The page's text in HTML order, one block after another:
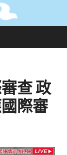
查 政
際審